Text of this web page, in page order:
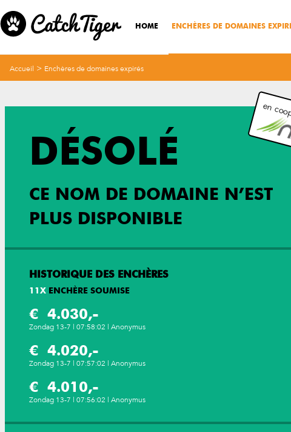
HOME ENCHÈRES DE DOMAINES
Accueil > Enchères de domaines expirés
DÉSOLÉ
CE NOM DE DOMAINE N’EST
PLUS DISPONIBLE
HISTORIQUE DES ENCHÈRES
11 X ENCHÈRE SOUMISE
€ 4.030,-
Zondag 13-7 | 07:58:02 | Anonymus
€ 4.020,-
Zondag 13-7 | 07:57:02 | Anonymus
€ 4.010,-
Zondag 13-7 | 07:56:02 | Anonymus
en